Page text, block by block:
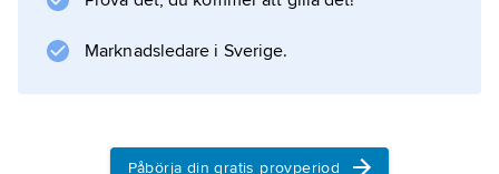
Marknadsledare i Sverige.
Påbörja din gratis provperiod